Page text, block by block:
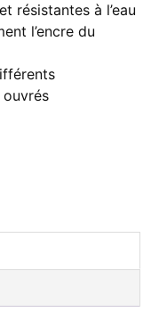
résistantes à l’eau
l’encre du